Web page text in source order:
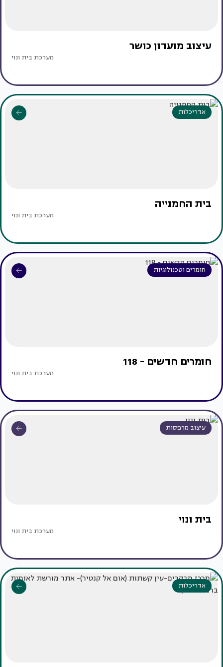
עיצוב מועדון כושר
מערכת בית ונוי
אדריכלות
בית החמנייה
מערכת בית ונוי
חומרים וטכנולוגיות
חומרים חדשים - 118
מערכת בית ונוי
עיצוב מרפסות
בית ונוי
מערכת בית ונוי
אדריכלות